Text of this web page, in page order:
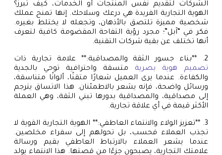
الشركات لتقديم نفس المنتجات أو الخدمات، كيف تبرز؟
الهوية التجارية الفريدة هي درعك وسلاحك. إنها تمنح عملك
شخصية مميزة تلتصق بالأذهان، وتجعله لا يختلط بغيره.
فكر في “آبل”؛ مجرد رؤية التفاحة المقضومة كافية لتعرف
أنها تختلف عن بقية شركات التقنية.
2. **بناء جسور الثقة والمصداقية:** علامة تجارية ذات
تصميم هوية بصرية متسقة واحترافية توحي بالجدية
والكفاءة. عندما يرى العميل شعارًا متقنًا، ألوانًا متناسقة،
ورسائل واضحة، فإنه يشعر بالاطمئنان. هذا الاتساق يترجم
إلى مصداقية، والمصداقية بدورها تبني الثقة، وهي العملة
الأكثر قيمة في أي علاقة تجارية.
3. **تعزيز الولاء والانتماء العاطفي:** الهوية التجارية القوية لا
تجذب العملاء فحسب، بل تحولهم إلى سفراء مخلصين.
عندما يشعر العملاء بالارتباط العاطفي بقيم ورسالة
علامتك التجارية، يصبحون جزءًا من قصتها. هذا الانتماء يولد